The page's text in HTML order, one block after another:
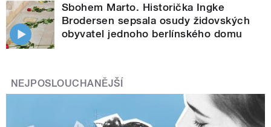
Sbohem Marto. Historička Ingke
Brodersen sepsala osudy židovských
obyvatel jednoho berlínského domu
NEJPOSLOUCHANĚJŠÍ